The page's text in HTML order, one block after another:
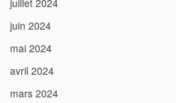
juillet 2024
juin 2024
mai 2024
avril 2024
mars 2024